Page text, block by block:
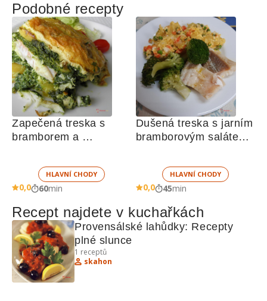
Podobné recepty
Zapečená treska s
bramborem a
HLAVNÍ CHODY
0,0 60min
Dušená treska s jarním
bramborovým salátem
HLAVNÍ CHODY
0,0 45min
Recept najdete v kuchařkách
Provensálské lahůdky: Recepty
plné slunce
1 receptů
skahon